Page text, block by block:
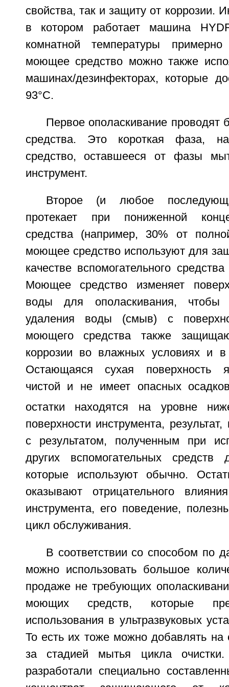
свойства, так и защиту от коррозии.
в котором работает машина
комнатной температуры
моющее средство можно также
машинах/дезинфекторах, которые
93°C.
Первое ополаскивание проводят
средства. Это короткая фаза,
средство, оставшееся от фазы
инструмент.
Второе (и любое
протекает при пониженной
средства (например, 30% от
моющее средство используют для
качестве вспомогательного
Моющее средство изменяет
воды для ополаскивания, чтобы
удаления воды (смыв) с
моющего средства также
коррозии во влажных условиях и
Остающаяся сухая поверхность
чистой и не имеет опасных
остатки находятся на уровне
поверхности инструмента,
с результатом, полученным при
других вспомогательных средств
которые используют обычно.
оказывают отрицательного
инструмента, его поведение,
цикл обслуживания.
В соответствии со способом по
можно использовать большое
продаже не требующих
моющих средств, которые
использования в ультразвуковых
То есть их тоже можно добавлять на
за стадией мытья цикла
разработали специально